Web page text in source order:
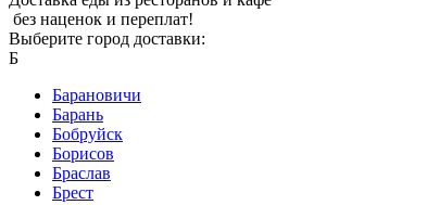
без наценок и переплат!
Выберите город доставки:
Б
Барановичи
Барань
Бобруйск
Борисов
Браслав
Брест